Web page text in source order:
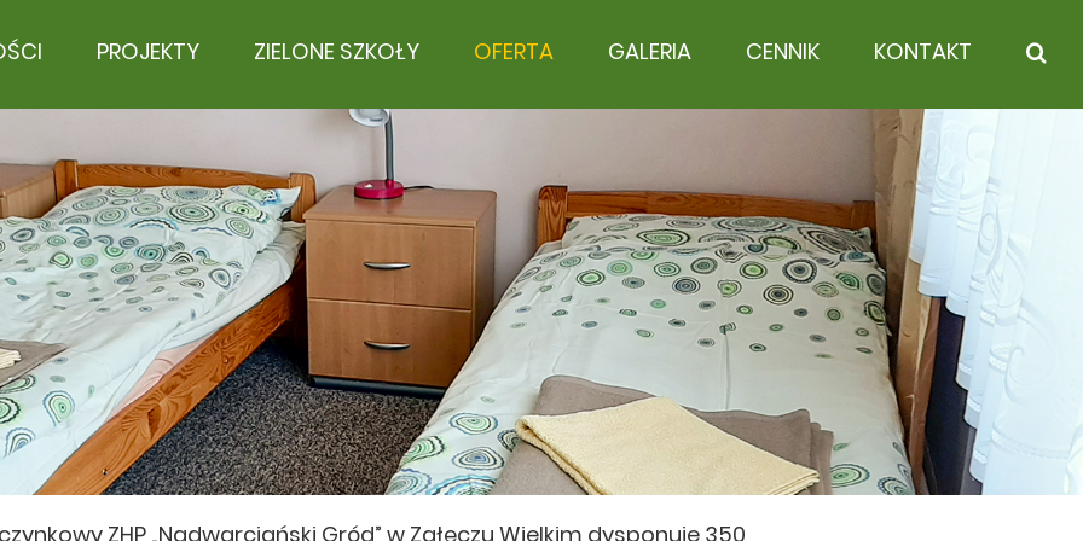
PROJEKTY ZIELONE SZKOŁY OFERTA GALERIA CENNIK KONTAKT
ZHP „Nadwarciański Gród” w Załęczu Wielkim dysponuje 350